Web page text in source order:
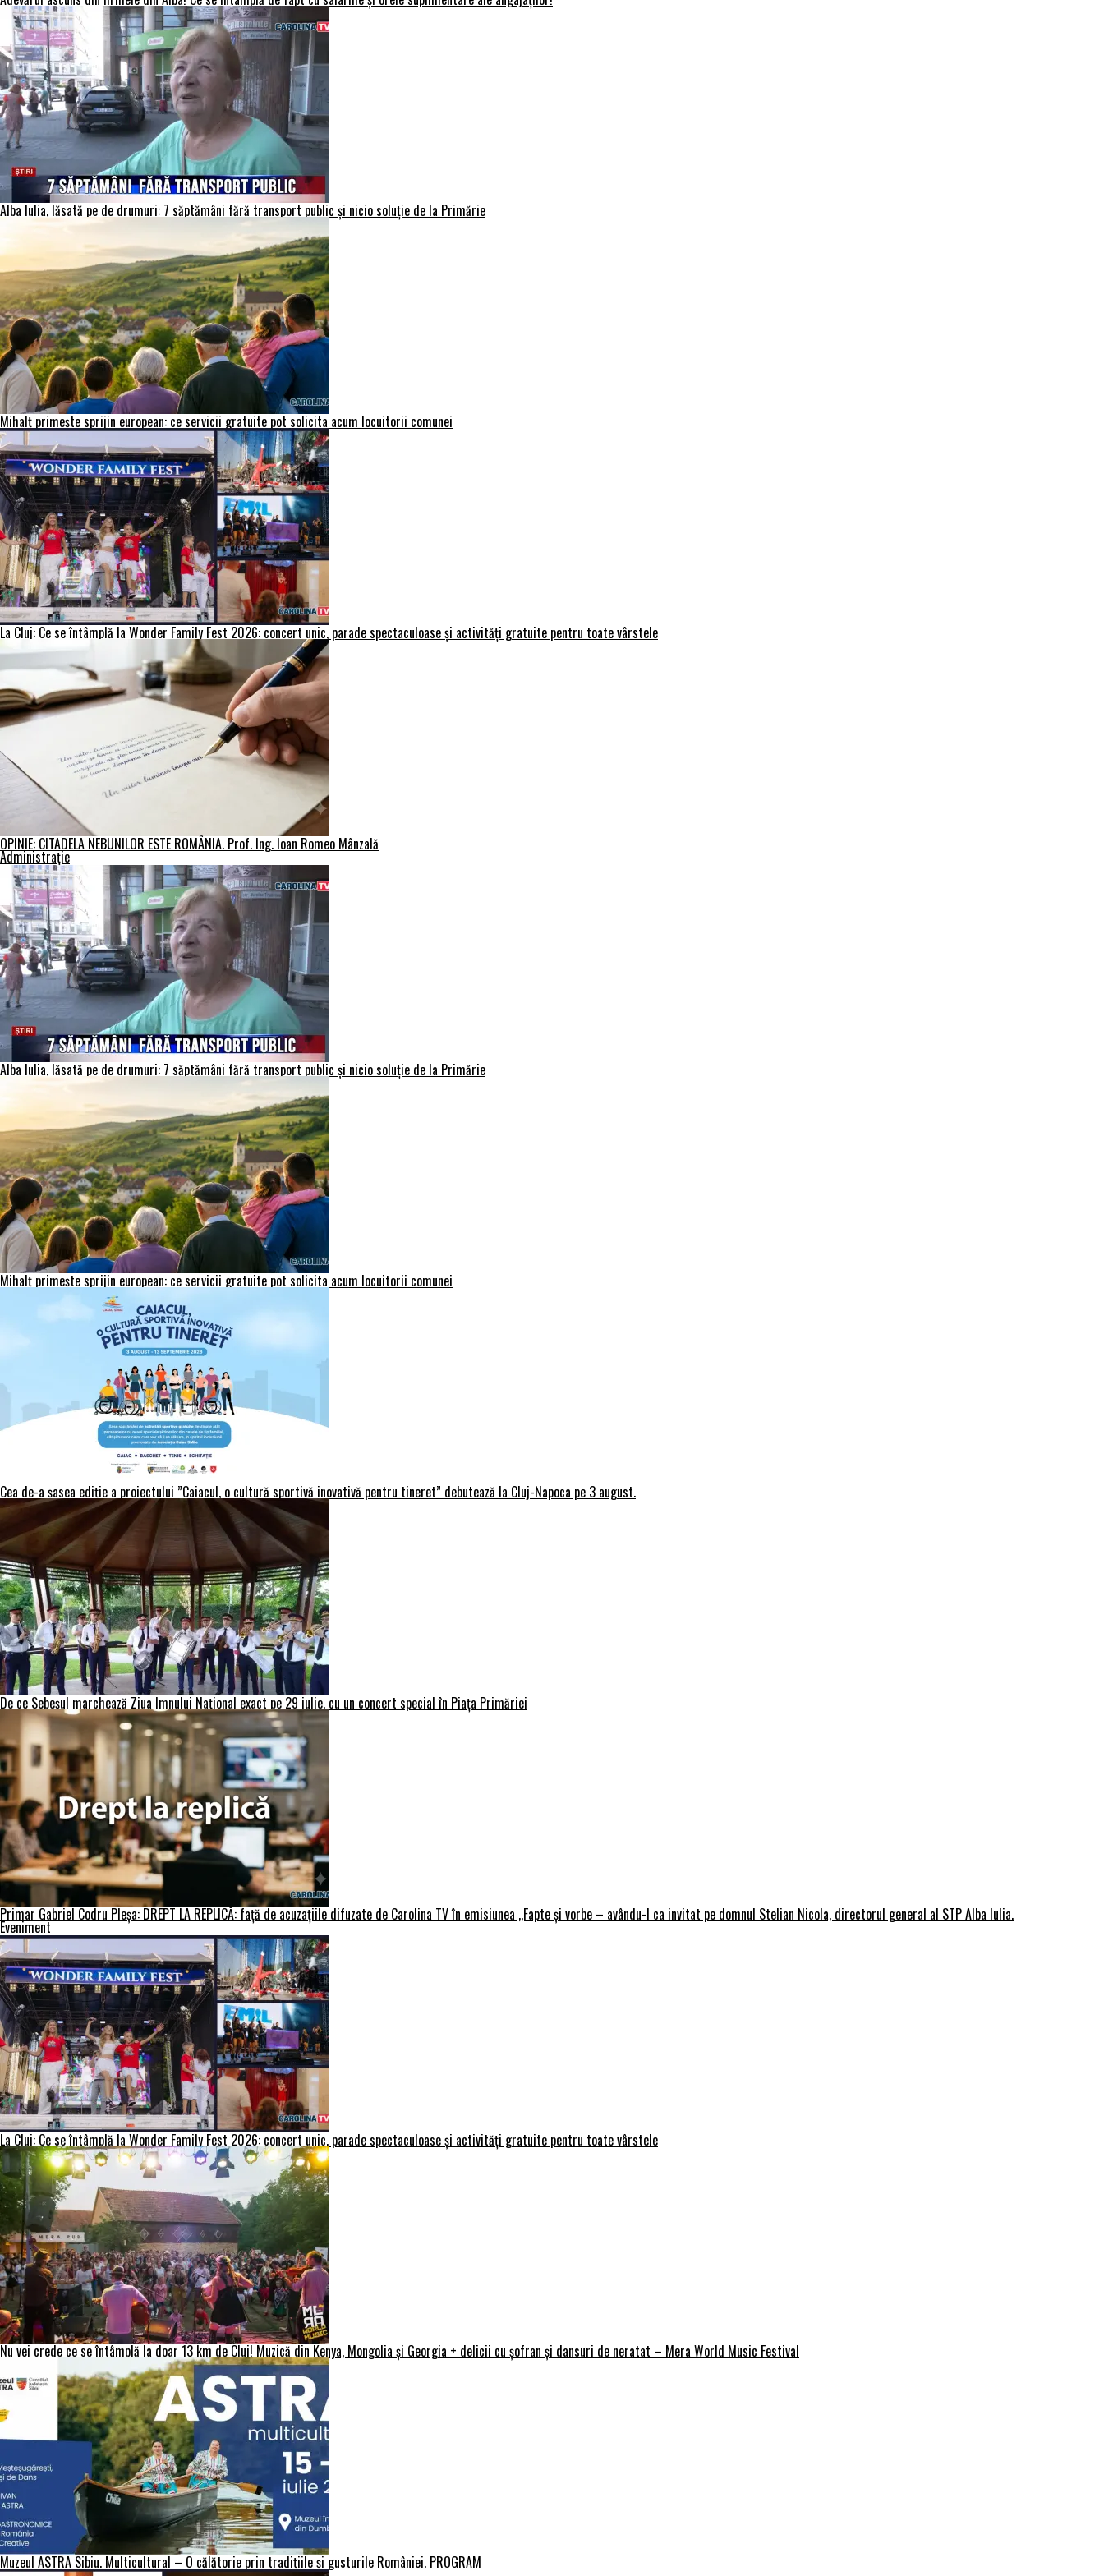
Alba Iulia, lăsată pe de drumuri: 7 săptămâni fără transport public și nicio soluție de la Primărie
Mihalț primește sprijin european: ce servicii gratuite pot solicita acum locuitorii comunei
La Cluj: Ce se întâmplă la Wonder Family Fest 2026: concert unic, parade spectaculoase și activități gratuite pentru toate vârstele
OPINIE: CITADELA NEBUNILOR ESTE ROMÂNIA. Prof. Ing. Ioan Romeo Mânzală
Administraţie
Alba Iulia, lăsată pe de drumuri: 7 săptămâni fără transport public și nicio soluție de la Primărie
Mihalț primește sprijin european: ce servicii gratuite pot solicita acum locuitorii comunei
Cea de-a șasea ediție a proiectului ”Caiacul, o cultură sportivă inovativă pentru tineret” debutează la Cluj-Napoca pe 3 august.
De ce Sebeșul marchează Ziua Imnului Național exact pe 29 iulie, cu un concert special în Piața Primăriei
Primar Gabriel Codru Pleșa: DREPT LA REPLICĂ: față de acuzațiile difuzate de Carolina TV în emisiunea ,,Fapte și vorbe – avându-l ca invitat pe domnul Stelian Nicola, directorul general al STP Alba Iulia.
Eveniment
La Cluj: Ce se întâmplă la Wonder Family Fest 2026: concert unic, parade spectaculoase și activități gratuite pentru toate vârstele
Nu vei crede ce se întâmplă la doar 13 km de Cluj! Muzică din Kenya, Mongolia și Georgia + delicii cu șofran și dansuri de neratat – Mera World Music Festival
Muzeul ASTRA Sibiu. Multicultural – O călătorie prin tradițiile și gusturile României. PROGRAM